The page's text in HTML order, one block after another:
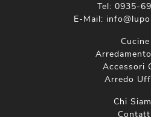
Tel: 0935-
E-Mail:
Cucine
Accessori
Arredo
Chi